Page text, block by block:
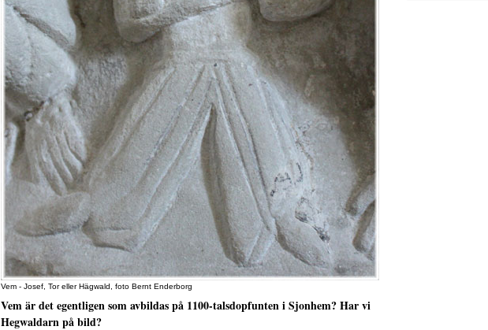
Vem - Josef, Tor eller Hägwald, foto Bernt Enderborg
Vem är det egentligen som avbildas på 1100-talsdopfunten i Sjonhem? Har vi
Hegwaldarn på bild?